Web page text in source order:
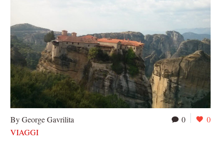
0 0
By George Gavrilita
VIAGGI